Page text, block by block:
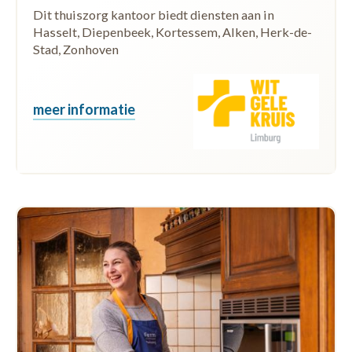
Dit thuiszorg kantoor biedt diensten aan in
Hasselt, Diepenbeek, Kortessem, Alken, Herk-de-
Stad, Zonhoven
meer informatie